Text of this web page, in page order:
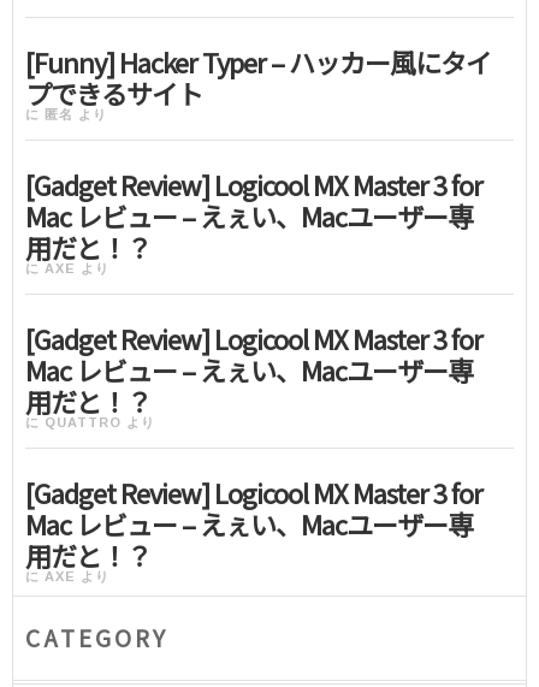
[Funny] Hacker Typer – ハッカー風にタイ
プできるサイト
に 匿名 より
[Gadget Review] Logicool MX Master 3 for
Mac レビュー – えぇい、Macユーザー専
用だと！？
に AXE より
[Gadget Review] Logicool MX Master 3 for
Mac レビュー – えぇい、Macユーザー専
用だと！？
に QUATTRO より
[Gadget Review] Logicool MX Master 3 for
Mac レビュー – えぇい、Macユーザー専
用だと！？
に AXE より
CATEGORY